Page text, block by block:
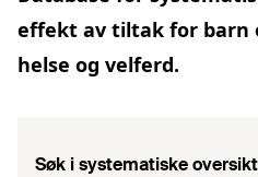
effekt av tiltak for barn
helse og velferd.
Søk i systematiske